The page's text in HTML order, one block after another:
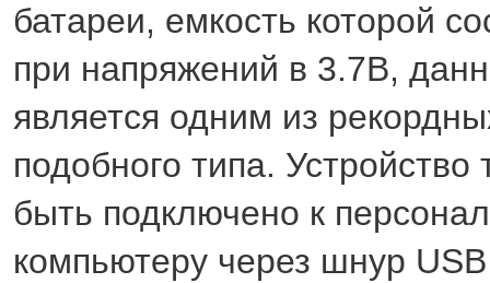
батареи, емкость которой
при напряжений в 3.7В,
является одним из
подобного типа.
быть подключено к
компьютеру через шнур